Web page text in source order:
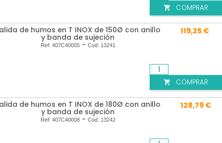
 COMPRAR
de humos en T INOX de 150Ø con anillo
y banda de sujeción
Ref: 407C40005- Cod: 13241
119,25 €
 COMPRAR
de humos en T INOX de 180Ø con anillo
y banda de sujeción
Ref: 407C40008- Cod: 13242
128,79 €